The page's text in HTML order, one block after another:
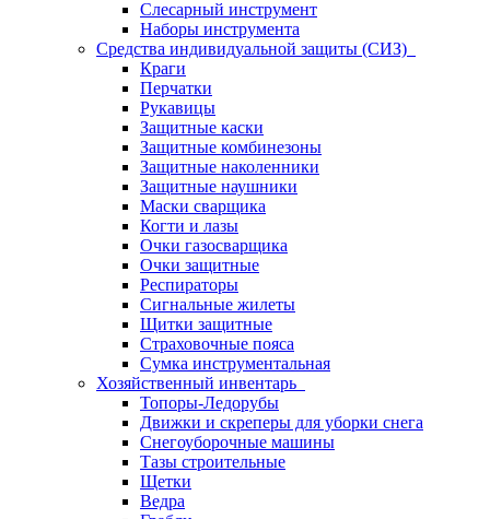
Слесарный инструмент
Наборы инструмента
Средства индивидуальной защиты (СИЗ)
Краги
Перчатки
Рукавицы
Защитные каски
Защитные комбинезоны
Защитные наколенники
Защитные наушники
Маски сварщика
Когти и лазы
Очки газосварщика
Очки защитные
Респираторы
Сигнальные жилеты
Щитки защитные
Страховочные пояса
Сумка инструментальная
Хозяйственный инвентарь
Топоры-Ледорубы
Движки и скреперы для уборки снега
Снегоуборочные машины
Тазы строительные
Щетки
Ведра